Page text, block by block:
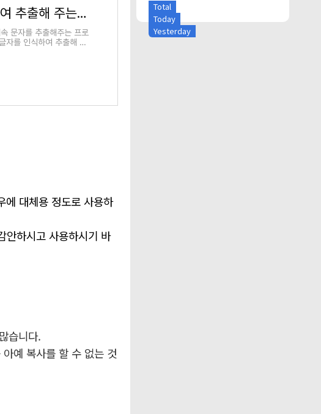
Total
Today
Yesterday
화면에 보이는 글자를 인식하여 추출해 주는 프로그램(인공지능 버전)
문자를 추출해주는 프로
자를 인식하여 추출해 주
에 대체용 정도로 사용하
안하시고 사용하시기 바
습니다.
아예 복사를 할 수 없는 것